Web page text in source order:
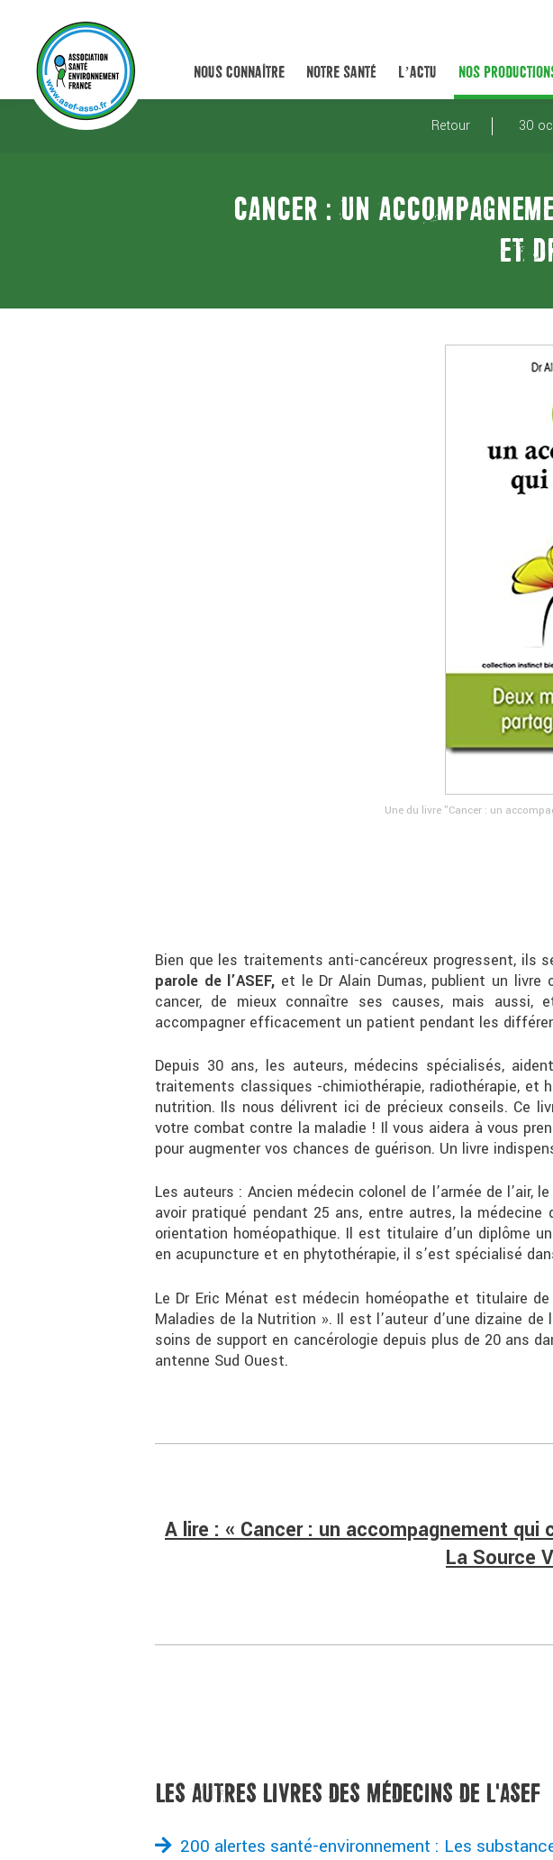
NOUS CONNAÎTRE NOTRE SANTÉ L’ACTU NOS
Retour 30
CANCER : UN
ET
Une du livre "Cancer : un
Bien que les traitements anti-cancéreux progressent, ils
parole de l’ASEF, et le Dr Alain Dumas, publient un
cancer, de mieux connaître ses causes, mais aussi,
accompagner efficacement un patient pendant les
Depuis 30 ans, les auteurs, médecins spécialisés,
traitements classiques -chimiothérapie, radiothérapie, et
nutrition. Ils nous délivrent ici de précieux conseils. Ce
votre combat contre la maladie ! Il vous aidera à vous
pour augmenter vos chances de guérison. Un livre
Les auteurs : Ancien médecin colonel de l’armée de l’air,
avoir pratiqué pendant 25 ans, entre autres, la
orientation homéopathique. Il est titulaire d’un diplôme
en acupuncture et en phytothérapie, il s’est spécialisé
Le Dr Eric Ménat est médecin homéopathe et titulaire
Maladies de la Nutrition ». Il est l’auteur d’une dizaine
soins de support en cancérologie depuis plus de 20 ans
antenne Sud Ouest.
A lire : « Cancer : un accompagnement
La Source
LES AUTRES LIVRES DES MÉDECINS DE L'ASEF
200 alertes santé-environnement : Les